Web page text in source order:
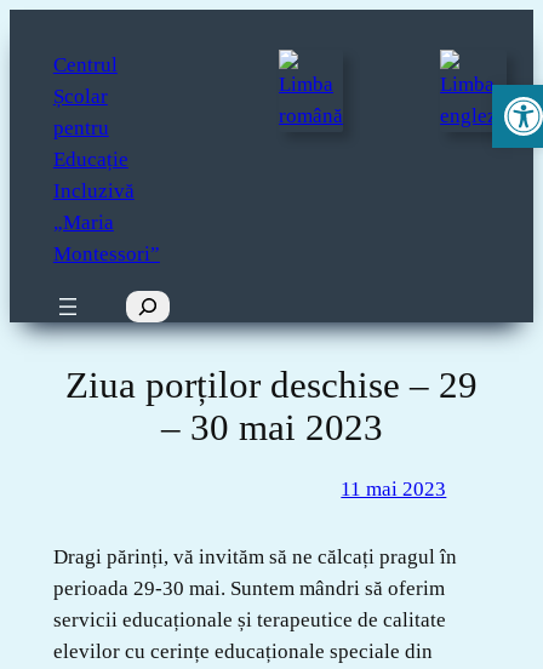
conținut
Centrul
Școlar
pentru
Educație
Incluzivă
„Maria
Montessori”
Caută
Ziua porților deschise – 29
– 30 mai 2023
11 mai 2023
Dragi părinți, vă invităm să ne călcați pragul în
perioada 29-30 mai. Suntem mândri să oferim
servicii educaționale și terapeutice de calitate
elevilor cu cerințe educaționale speciale din